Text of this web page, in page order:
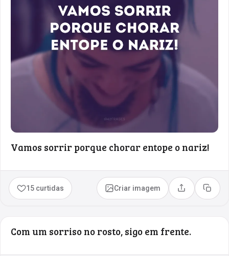
Vamos sorrir porque chorar entope o nariz!
15 curtidas Criar imagem Compartilhar
Copiar
Com um sorriso no rosto, sigo em frente.